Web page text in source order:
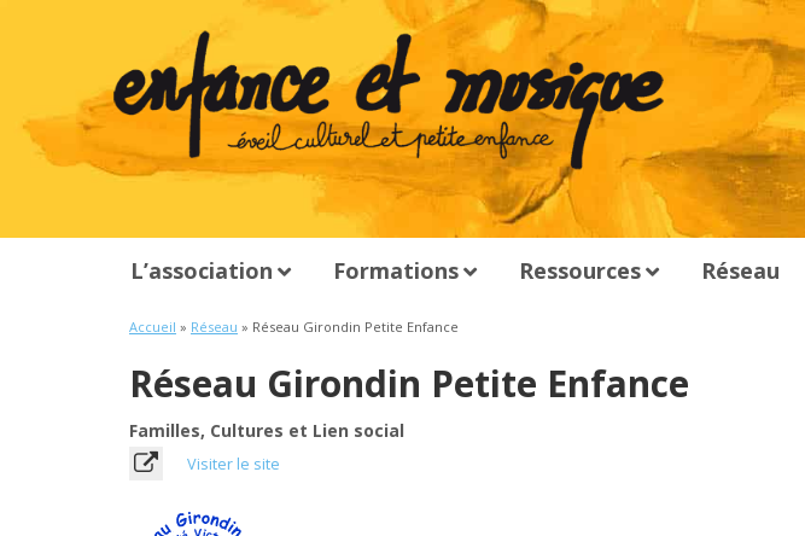
L’association Formations Ressources Réseau
Accueil » Réseau » Réseau Girondin Petite Enfance
Réseau Girondin Petite Enfance
Familles, Cultures et Lien social
Visiter le site